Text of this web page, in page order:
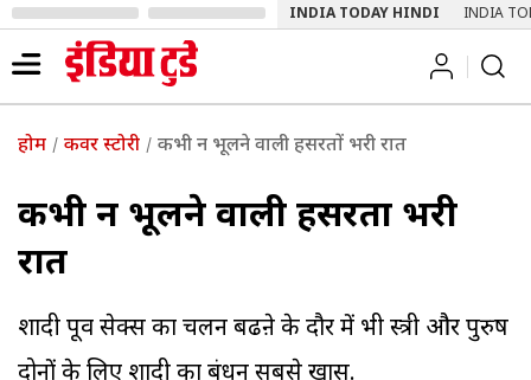
INDIA TODAY HINDI INDIA
होम कवर स्टोरी कभी न भूलने वाली हसरतों भरी रात
कभी न भूलने वाली हसरतों भरी
रात
शादी पूर्व सेक्स का चलन बढऩे के दौर में भी स्त्री और पुरुष